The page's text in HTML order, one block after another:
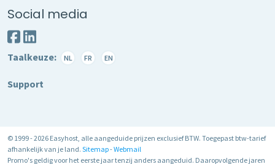
Social media
Taalkeuze: NL FR EN
Support
© 1999 - 2026 Easyhost, alle aangeduide prijzen exclusief BTW. Toegepast btw-tarief
afhankelijk van je land. Sitemap-Webmail
Promo's geldig voor het eerste jaar tenzij anders aangeduid. Daaropvolgende jaren